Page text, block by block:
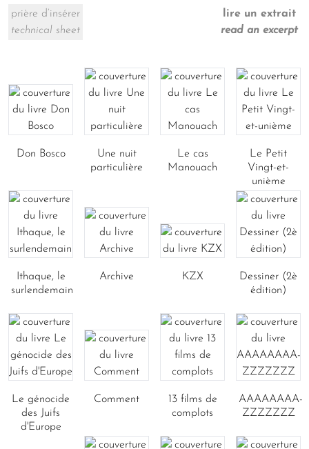
prière d’insérer
technical sheet
lire un extrait
read an excerpt
Don Bosco
Une nuit
particulière
Le cas
Manouach
Le Petit
Vingt-et-
unième
Ithaque, le
surlendemain
Archive KZX
Dessiner (2è
édition)
Le génocide
des Juifs
d'Europe
Comment
13 films de
complots
AAAAAAAA-
ZZZZZZZ